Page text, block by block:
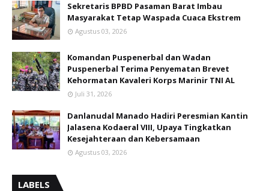
Sekretaris BPBD Pasaman Barat Imbau
Masyarakat Tetap Waspada Cuaca Ekstrem
Agustus 03, 2026
Komandan Puspenerbal dan Wadan
Puspenerbal Terima Penyematan Brevet
Kehormatan Kavaleri Korps Marinir TNI AL
Juli 31, 2026
Danlanudal Manado Hadiri Peresmian Kantin
Jalasena Kodaeral VIII, Upaya Tingkatkan
Kesejahteraan dan Kebersamaan
Agustus 03, 2026
LABELS